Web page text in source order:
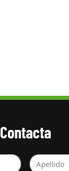
Contacta
Apellido